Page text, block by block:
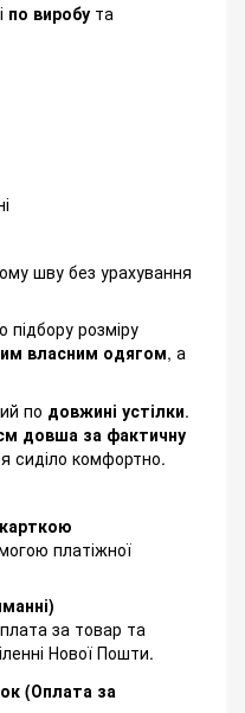
по виробу та
шву без урахування
підбору розміру
власним одягом, а
по довжині устілки.
довша за фактичну
сиділо комфортно.
платіжної
за товар та
Нової Пошти.
(Оплата за